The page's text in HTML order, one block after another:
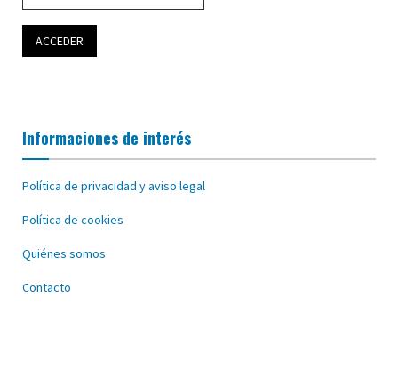
Informaciones de interés
Política de privacidad y aviso legal
Política de cookies
Quiénes somos
Contacto